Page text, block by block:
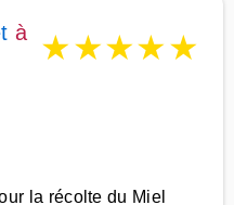
à
★★★★★
la récolte du Miel